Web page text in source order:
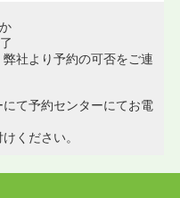
社より予約の可否をご連
て予約センターにてお電
ください。